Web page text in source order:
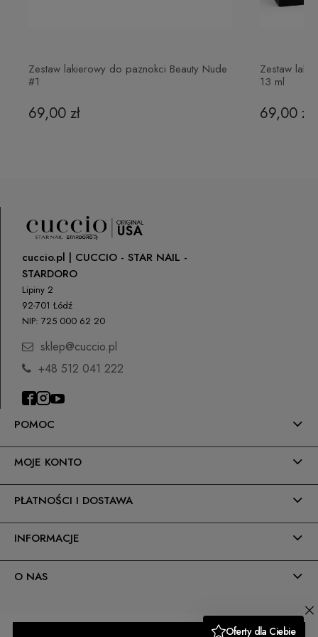
Zestaw lakierowy do paznokci Beauty Nude
#1
69,00 zł
Zestaw
13 ml
69,00 zł
POMOC
MOJE KONTO
PŁATNOŚCI I DOSTAWA
INFORMACJE
O NAS
cuccio.pl | CUCCIO - STAR NAIL -
STARDORO
Lipiny 2
92-701 Łódź
NIP: 725 000 62 20
sklep@cuccio.pl
+48 512 041 222
Moduły i wtyczki imodules